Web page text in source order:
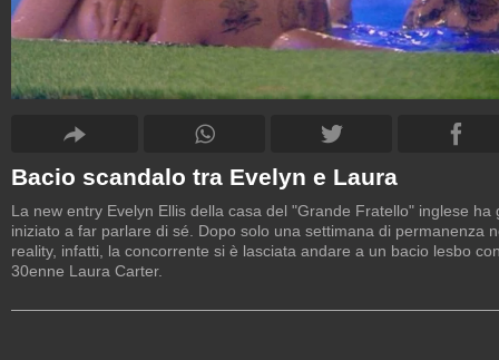
Bacio scandalo tra Evelyn e Laura
La new entry Evelyn Ellis della casa del "Grande Fratello" inglese ha
iniziato a far parlare di sé. Dopo solo una settimana di permanenza
reality, infatti, la concorrente si è lasciata andare a un bacio lesbo
30enne Laura Carter.